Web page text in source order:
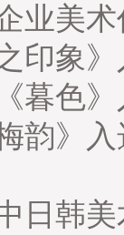
业美
印象
暮色
韵》
日韩